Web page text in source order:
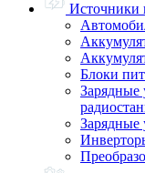
Источники
Блоки
Зарядные
Зарядные